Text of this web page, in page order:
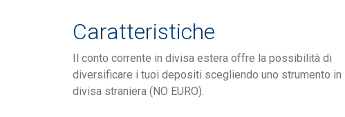
Caratteristiche
Il conto corrente in divisa estera offre la possibilità di
diversificare i tuoi depositi scegliendo uno strumento in
divisa straniera (NO EURO).